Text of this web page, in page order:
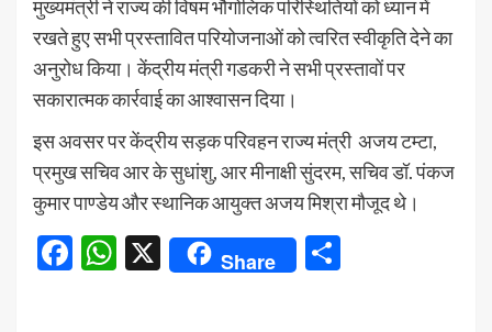
मुख्यमंत्री ने राज्य की विषम भौगोलिक परिस्थितियों को ध्यान में
रखते हुए सभी प्रस्तावित परियोजनाओं को त्वरित स्वीकृति देने का
अनुरोध किया। केंद्रीय मंत्री गडकरी ने सभी प्रस्तावों पर
सकारात्मक कार्रवाई का आश्वासन दिया।
इस अवसर पर केंद्रीय सड़क परिवहन राज्य मंत्री अजय टम्टा,
प्रमुख सचिव आर के सुधांशु, आर मीनाक्षी सुंदरम, सचिव डॉ. पंकज
कुमार पाण्डेय और स्थानिक आयुक्त अजय मिश्रा मौजूद थे।
Facebook
WhatsApp
X Share